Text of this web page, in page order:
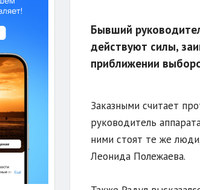
Бывший
действуют силы,
приближении
Заказными считает
руководитель
ними стоят те же
Леонида Полежаева.